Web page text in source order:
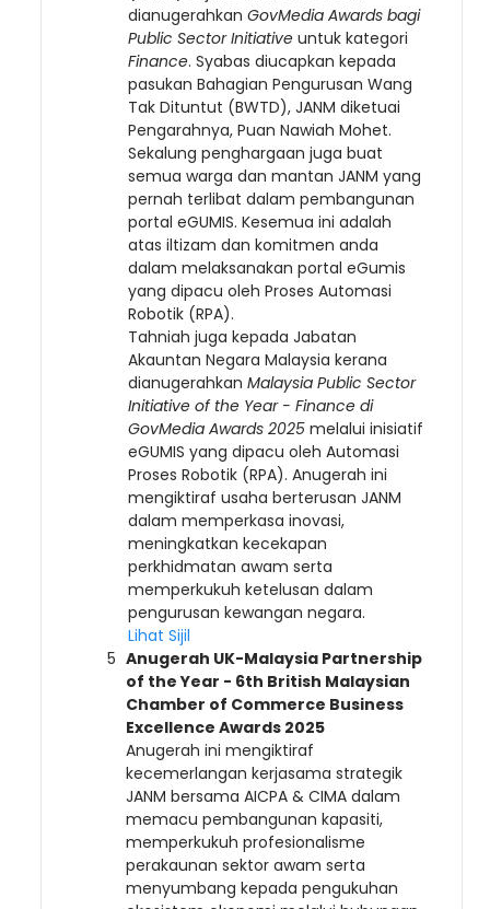
dianugerahkan GovMedia Awards bagi
Public Sector Initiative untuk kategori
Finance. Syabas diucapkan kepada
pasukan Bahagian Pengurusan Wang
Tak Dituntut (BWTD), JANM diketuai
Pengarahnya, Puan Nawiah Mohet.
Sekalung penghargaan juga buat
semua warga dan mantan JANM yang
pernah terlibat dalam pembangunan
portal eGUMIS. Kesemua ini adalah
atas iltizam dan komitmen anda
dalam melaksanakan portal eGumis
yang dipacu oleh Proses Automasi
Robotik (RPA).
Tahniah juga kepada Jabatan
Akauntan Negara Malaysia kerana
dianugerahkan Malaysia Public Sector
Initiative of the Year - Finance di
GovMedia Awards 2025 melalui inisiatif
eGUMIS yang dipacu oleh Automasi
Proses Robotik (RPA). Anugerah ini
mengiktiraf usaha berterusan JANM
dalam memperkasa inovasi,
meningkatkan kecekapan
perkhidmatan awam serta
memperkukuh ketelusan dalam
pengurusan kewangan negara.
Lihat Sijil
Anugerah UK-Malaysia Partnership
of the Year - 6th British Malaysian
Chamber of Commerce Business
Excellence Awards 2025
Anugerah ini mengiktiraf
kecemerlangan kerjasama strategik
JANM bersama AICPA & CIMA dalam
memacu pembangunan kapasiti,
memperkukuh profesionalisme
perakaunan sektor awam serta
menyumbang kepada pengukuhan